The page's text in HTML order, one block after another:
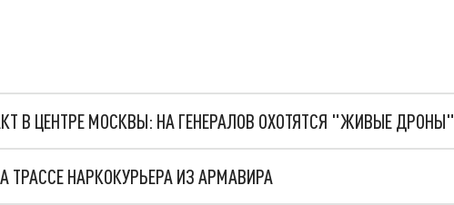
В ЦЕНТРЕ МОСКВЫ: НА ГЕНЕРАЛОВ ОХОТЯТСЯ "ЖИВЫЕ ДРОНЫ"
ТРАССЕ НАРКОКУРЬЕРА ИЗ АРМАВИРА